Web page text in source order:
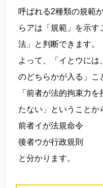
呼ばれる2種類の規範
らアは「規範」を示
法」と判断できます。
よって、「イとウには
のどちらかが入る」こ
「前者が法的拘束力
たない」ということか
前者イが法規命令
後者ウが行政規則
と分かります。